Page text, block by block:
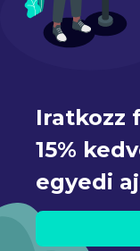
Iratkozz
15%
egyedi